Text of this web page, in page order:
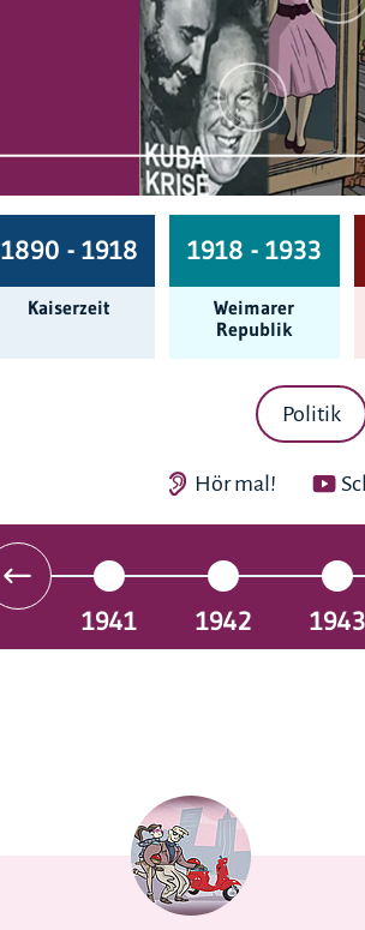
1890 - 1918
Kaiserzeit
1918 - 1933
Weimarer
Republik
Politik
Hör mal!
1941 1942 1943